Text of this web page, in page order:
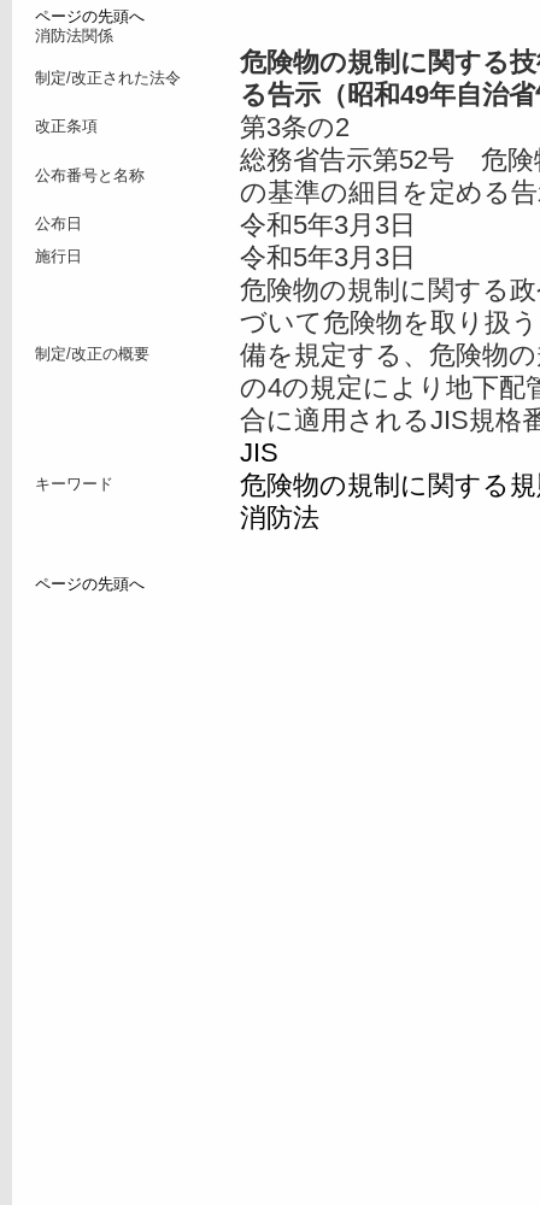
ページの先頭へ
消防法関係
制定/改正された法令
危険物の規制に関する
る告示（昭和49年自治
改正条項 第3条の2
公布番号と名称
総務省告示第52号 危険
の基準の細目を定める
公布日 令和5年3月3日
施行日 令和5年3月3日
制定/改正の概要
危険物の規制に関する
づいて危険物を取り扱
備を規定する、危険物
の4の規定により地下配
合に適用されるJIS規格
キーワード
JIS
危険物の規制に関する
消防法
ページの先頭へ